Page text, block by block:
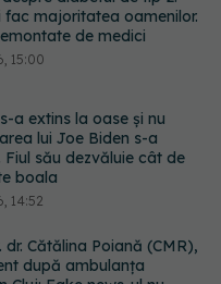
a extins la oase și nu
lui Joe Biden s-a
său dezvăluie cât de
14:52
dr. Cătălina Poiană (CMR),
după ambulanța
Cluj: Fake news-ul nu
14:05